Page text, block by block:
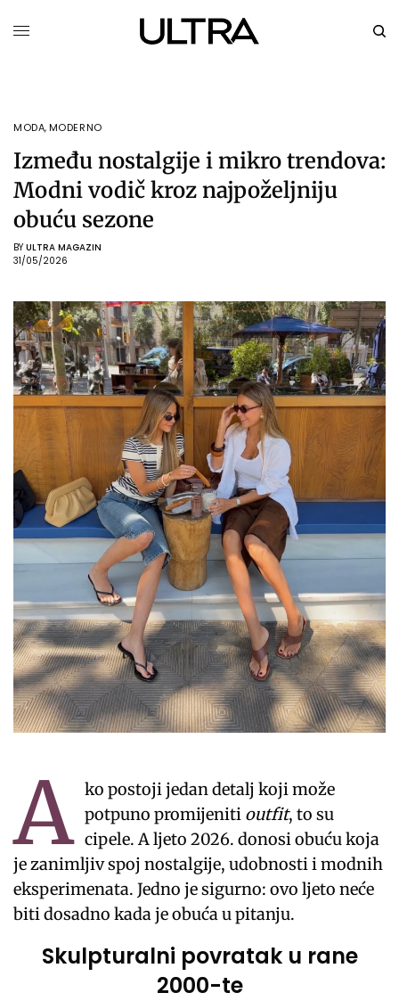
MODA,MODERNO
Između nostalgije i mikro trendova:
Modni vodič kroz najpoželjniju
obuću sezone
BY ULTRA MAGAZIN
31/05/2026
A ko postoji jedan detalj koji može
potpuno promijeniti outfit, to su
cipele. A ljeto 2026. donosi obuću koja
je zanimljiv spoj nostalgije, udobnosti i modnih
eksperimenata. Jedno je sigurno: ovo ljeto neće
biti dosadno kada je obuća u pitanju.
Skulpturalni povratak u rane
2000-te